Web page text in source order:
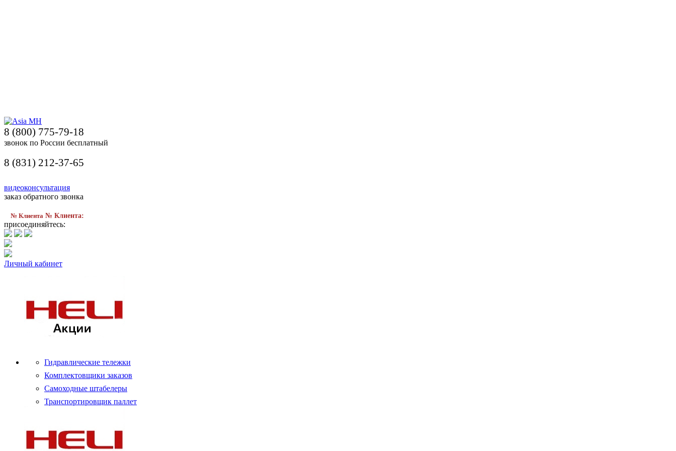
8 (800) 775-79-18
звонок по России бесплатный
8 (831) 212-37-65
видеоконсультация
заказ обратного звонка
№ Клиента № Клиента:
присоединяйтесь:
Личный кабинет
Гидравлические тележки
Комплектовщики заказов
Самоходные штабелеры
Транспортировщик паллет